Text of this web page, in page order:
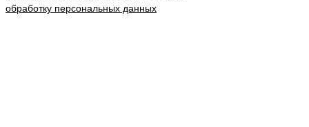
обработку персональных данных